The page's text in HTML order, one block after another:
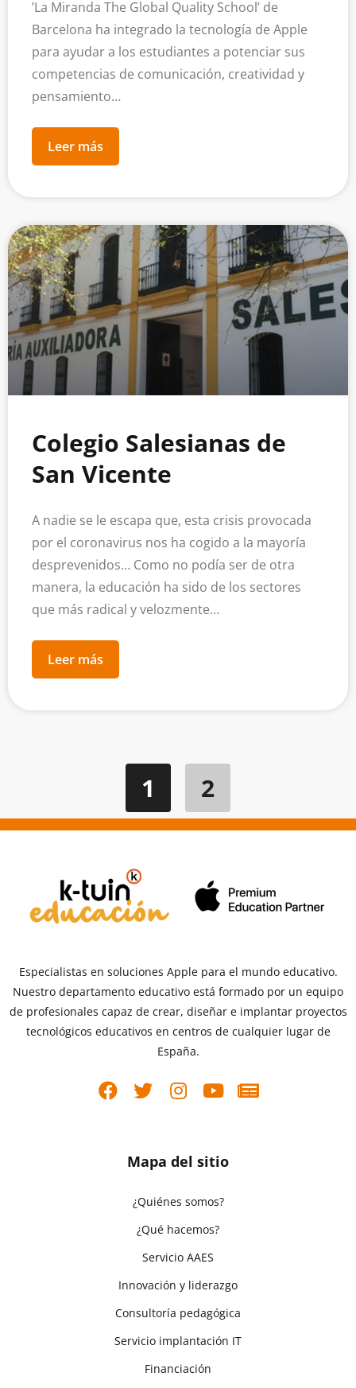
’La Miranda The Global Quality School’ de
Barcelona ha integrado la tecnología de Apple
para ayudar a los estudiantes a potenciar sus
competencias de comunicación, creatividad y
pensamiento…
Leer más
Colegio Salesianas de
San Vicente
A nadie se le escapa que, esta crisis provocada
por el coronavirus nos ha cogido a la mayoría
desprevenidos… Como no podía ser de otra
manera, la educación ha sido de los sectores
que más radical y velozmente…
Leer más
1 2
Especialistas en soluciones Apple para el mundo educativo.
Nuestro departamento educativo está formado por un equipo
de profesionales capaz de crear, diseñar e implantar proyectos
tecnológicos educativos en centros de cualquier lugar de
España.
Mapa del sitio
¿Quiénes somos?
¿Qué hacemos?
Servicio AAES
Innovación y liderazgo
Consultoría pedagógica
Servicio implantación IT
Financiación